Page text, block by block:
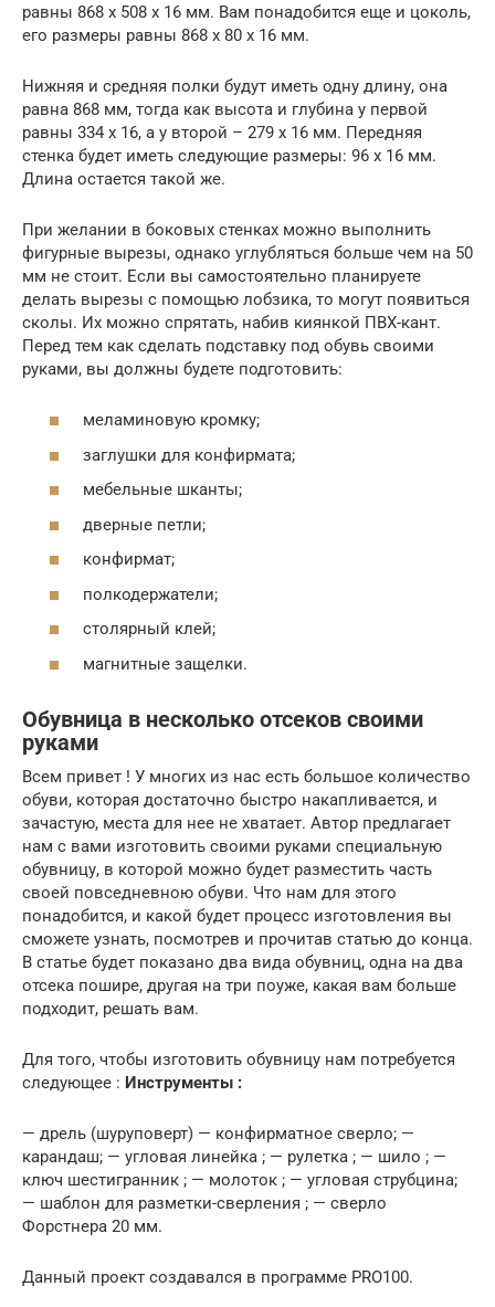
равны 868 x 508 x 16 мм. Вам понадобится еще и цоколь,
его размеры равны 868 x 80 x 16 мм.
Нижняя и средняя полки будут иметь одну длину, она
равна 868 мм, тогда как высота и глубина у первой
равны 334 x 16, а у второй – 279 x 16 мм. Передняя
стенка будет иметь следующие размеры: 96 x 16 мм.
Длина остается такой же.
При желании в боковых стенках можно выполнить
фигурные вырезы, однако углубляться больше чем на 50
мм не стоит. Если вы самостоятельно планируете
делать вырезы с помощью лобзика, то могут появиться
сколы. Их можно спрятать, набив киянкой ПВХ-кант.
Перед тем как сделать подставку под обувь своими
руками, вы должны будете подготовить:
меламиновую кромку;
заглушки для конфирмата;
мебельные шканты;
дверные петли;
конфирмат;
полкодержатели;
столярный клей;
магнитные защелки.
Обувница в несколько отсеков своими
руками
Всем привет ! У многих из нас есть большое количество
обуви, которая достаточно быстро накапливается, и
зачастую, места для нее не хватает. Автор предлагает
нам с вами изготовить своими руками специальную
обувницу, в которой можно будет разместить часть
своей повседневною обуви. Что нам для этого
понадобится, и какой будет процесс изготовления вы
сможете узнать, посмотрев и прочитав статью до конца.
В статье будет показано два вида обувниц, одна на два
отсека пошире, другая на три поуже, какая вам больше
подходит, решать вам.
Для того, чтобы изготовить обувницу нам потребуется
следующее : Инструменты :
— дрель (шуруповерт) — конфирматное сверло; —
карандаш; — угловая линейка ; — рулетка ; — шило ; —
ключ шестигранник ; — молоток ; — угловая струбцина;
— шаблон для разметки-сверления ; — сверло
Форстнера 20 мм.
Данный проект создавался в программе PRO100.